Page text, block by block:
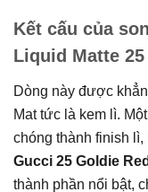
Kết cấu của
Liquid Matte
Dòng này được
Mat tức là kem lì.
chóng thành finish
Gucci 25 Goldie Red
thành phần nổi bật,